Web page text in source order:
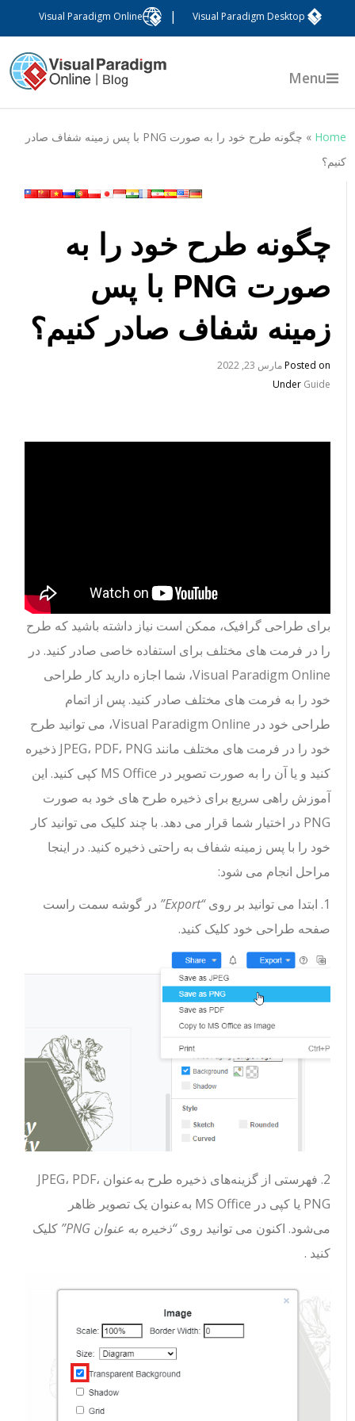
Visual Paradigm Desktop
Visual Paradigm Online
Menu
Home
»
چگونه طرح خود را به صورت PNG با پس زمینه شفاف صادر
کنیم؟
چگونه طرح خود را به
صورت PNG با پس
زمینه شفاف صادر کنیم؟
Posted onمارس 23, 2022
UnderGuide
برای طراحی گرافیک، ممکن است نیاز داشته باشید که طرح
را در فرمت های مختلف برای استفاده خاصی صادر کنید. در
Visual Paradigm Online، شما اجازه دارید کار طراحی
خود را به فرمت های مختلف صادر کنید. پس از اتمام
طراحی خود در Visual Paradigm Online، می توانید طرح
خود را در فرمت های مختلف مانند JPEG، PDF، PNG ذخیره
کنید و یا آن را به صورت تصویر در MS Office کپی کنید.
این
آموزش راهی سریع برای ذخیره طرح های خود به صورت
PNG در اختیار شما قرار می دهد.
با چند کلیک می توانید کار
خود را با پس زمینه شفاف به راحتی ذخیره کنید. در اینجا
مراحل انجام می شود:
“Export”
در گوشه سمت راست
صفحه طراحی خود کلیک کنید.
2. فهرستی از گزینه‌های ذخیره طرح به‌عنوان JPEG، PDF،
PNG یا کپی در MS Office به‌عنوان یک تصویر ظاهر
می‌شود. اکنون می توانید روی“ذخیره به عنوان PNG”
کلیک
کنید .